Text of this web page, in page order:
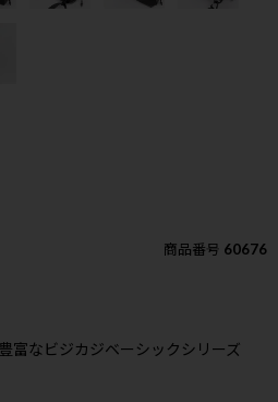
商品番号 60676
富なビジカジベーシックシリーズ